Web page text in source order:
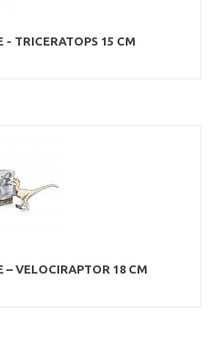
TRICERATOPS 15 CM
VELOCIRAPTOR 18 CM